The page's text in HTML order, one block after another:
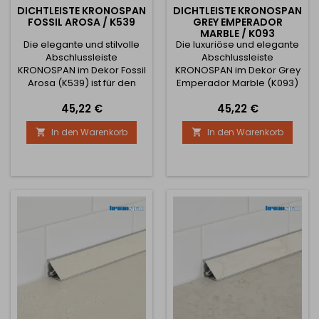
DICHTLEISTE KRONOSPAN
FOSSIL AROSA / K539
Die elegante und stilvolle
Abschlussleiste
KRONOSPAN im Dekor Fossil
Arosa (K539) ist für den
präzisen Abschluss von
Arbeitsplatten bestimmt.
Die Leiste dichtet die
Verbindung zwischen
zuverlässig ab und
Eindringen von Wasser und
Schmutz. Gleichzeitig
Preis
45,22 €
 In den Warenkorb
DICHTLEISTE KRONOSPAN
GREY EMPERADOR
MARBLE / K093
Die luxuriöse und elegante
Abschlussleiste
KRONOSPAN im Dekor Grey
Emperador Marble (K093)
professionellen Abschluss
von Arbeitsplatten
bestimmt. Die Leiste dichtet
die Verbindung zwischen
zuverlässig ab und
Eindringen von Wasser und
Schmutz. Gleichzeitig
Preis
45,22 €
 In den Warenkorb